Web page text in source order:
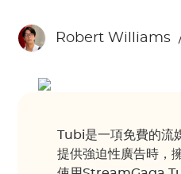
Robert Williams
Tubi是一項免費的流
提供強迫性廣告時，